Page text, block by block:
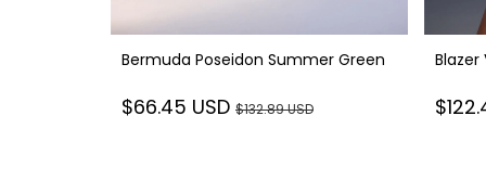
Bermuda Poseidon Summer Green
$66.45 USD $132.89 USD
Blazer